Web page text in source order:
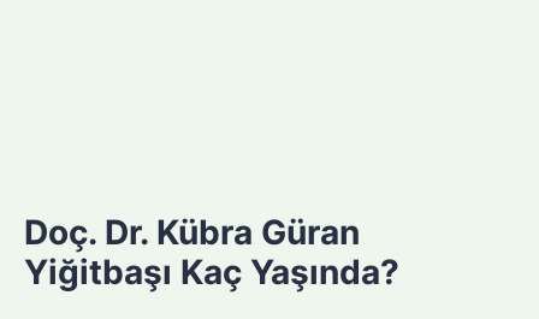
Doç. Dr. Kübra Güran
Yiğitbaşı Kaç Yaşında?